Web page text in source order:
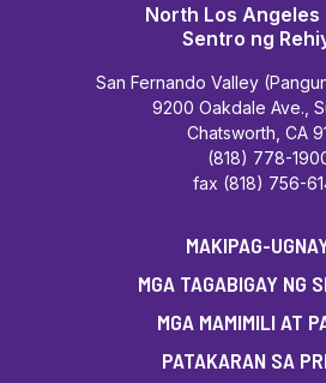
North Los Angeles
Sentro ng
San Fernando Valley
9200 Oakdale Ave.,
Chatsworth, CA
(818) 778-
fax (818) 756-
MAKIPAG-
MGA TAGABIGAY NG
MGA MAMIMILI AT
PATAKARAN SA